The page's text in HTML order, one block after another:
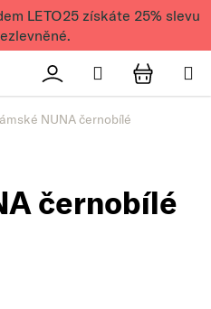
LETO25 získáte 25% slevu
Přihlášení
Hledat
NUNA černobílé
černobílé